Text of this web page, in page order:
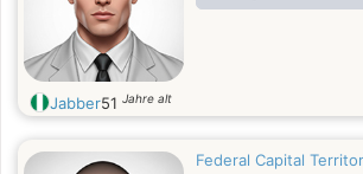
Jabber51 Jahre alt
Federal Capital